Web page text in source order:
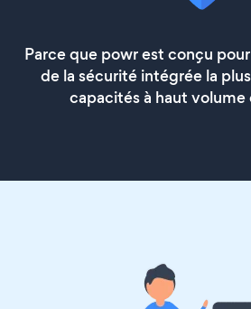
Parce que powr est conçu
de la sécurité intégrée la
capacités à haut volume